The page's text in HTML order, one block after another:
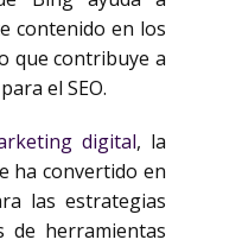
contenido en los
que contribuye a
el SEO.
digital, la
ha convertido en
las estrategias
de herramientas